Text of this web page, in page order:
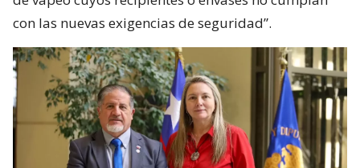
con las nuevas exigencias de seguridad”.